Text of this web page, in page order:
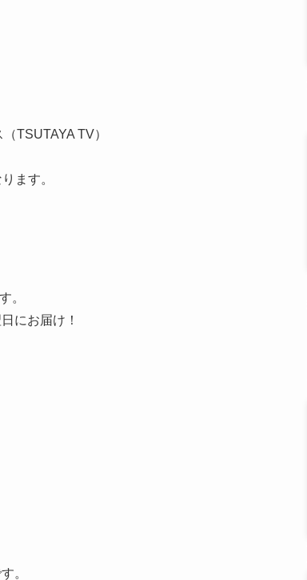
TSUTAYA TV）
ます。
。
にお届け！
。